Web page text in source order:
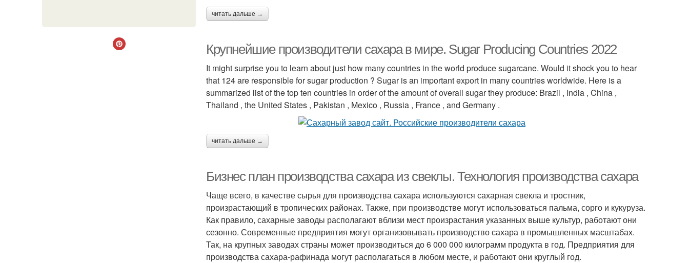
читать дальше →
Крупнейшие производители сахара в мире. Sugar Producing Countries 2022
It might surprise you to learn about just how many countries in the world produce sugarcane. Would it shock you to hear
that 124 are responsible for sugar production ? Sugar is an important export in many countries worldwide. Here is a
summarized list of the top ten countries in order of the amount of overall sugar they produce: Brazil , India , China ,
Thailand , the United States , Pakistan , Mexico , Russia , France , and Germany .
читать дальше →
Бизнес план производства сахара из свеклы. Технология производства сахара
Чаще всего, в качестве сырья для производства сахара используются сахарная свекла и тростник,
произрастающий в тропических районах. Также, при производстве могут использоваться пальма, сорго и кукуруза.
Как правило, сахарные заводы располагают вблизи мест произрастания указанных выше культур, работают они
сезонно. Современные предприятия могут организовывать производство сахара в промышленных масштабах.
Так, на крупных заводах страны может производиться до 6 000 000 килограмм продукта в год. Предприятия для
производства сахара-рафинада могут располагаться в любом месте, и работают они круглый год.